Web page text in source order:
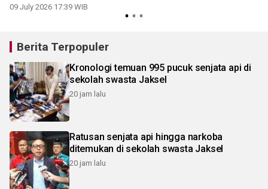
09 July 2026 17:39 WIB
Berita Terpopuler
Kronologi temuan 995 pucuk senjata api di
sekolah swasta Jaksel
20 jam lalu
Ratusan senjata api hingga narkoba
ditemukan di sekolah swasta Jaksel
20 jam lalu